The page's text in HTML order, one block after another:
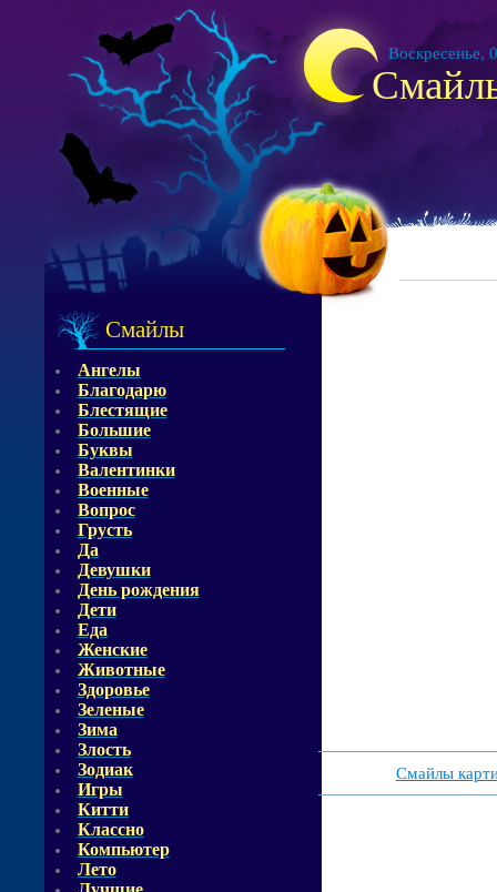
Воскресенье,
Смайлы
Ангелы
Благодарю
Блестящие
Большие
Буквы
Валентинки
Военные
Вопрос
Грусть
Да
Девушки
День рождения
Дети
Еда
Женские
Животные
Здоровье
Зеленые
Зима
Злость
Зодиак
Игры
Китти
Классно
Компьютер
Лето
Смайлы